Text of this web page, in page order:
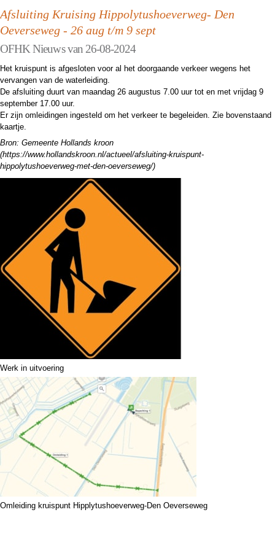
Afsluiting Kruising Hippolytushoeverweg- Den
Oeverseweg - 26 aug t/m 9 sept
OFHK Nieuws van 26-08-2024
Het kruispunt is afgesloten voor al het doorgaande verkeer wegens het
vervangen van de waterleiding.
De afsluiting duurt van maandag 26 augustus 7.00 uur tot en met vrijdag 9
september 17.00 uur.
Er zijn omleidingen ingesteld om het verkeer te begeleiden. Zie bovenstaand
kaartje.
Bron: Gemeente Hollands kroon
(https://www.hollandskroon.nl/actueel/afsluiting-kruispunt-
hippolytushoeverweg-met-den-oeverseweg/)
Werk in uitvoering
Omleiding kruispunt Hipplytushoeverweg-Den Oeverseweg